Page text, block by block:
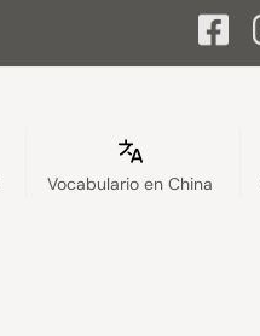
Vocabulario en China